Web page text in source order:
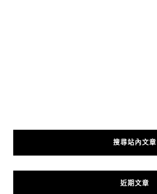
搜尋站內文章
近期文章